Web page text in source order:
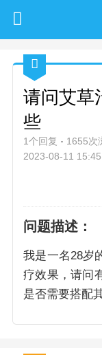
请问艾草
些
1个回复
1655次
2023-08-11
问题描述：
我是一名28岁
疗效果，请问
是否需要搭配